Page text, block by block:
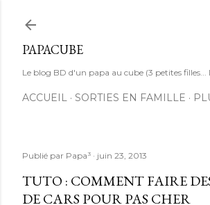
PAPACUBE
Le blog BD d'un papa au cube (3 petites filles...
ACCUEIL SORTIES EN FAMILLE
Publié par Papa³ juin 23, 2013
TUTO : COMMENT FAIRE
DE CARS POUR PAS CHER